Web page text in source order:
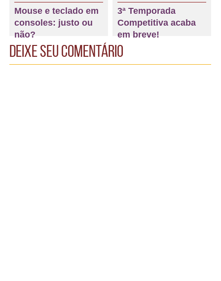
Mouse e teclado em
consoles: justo ou
não?
3ª Temporada
Competitiva acaba
em breve!
Deixe seu comentário